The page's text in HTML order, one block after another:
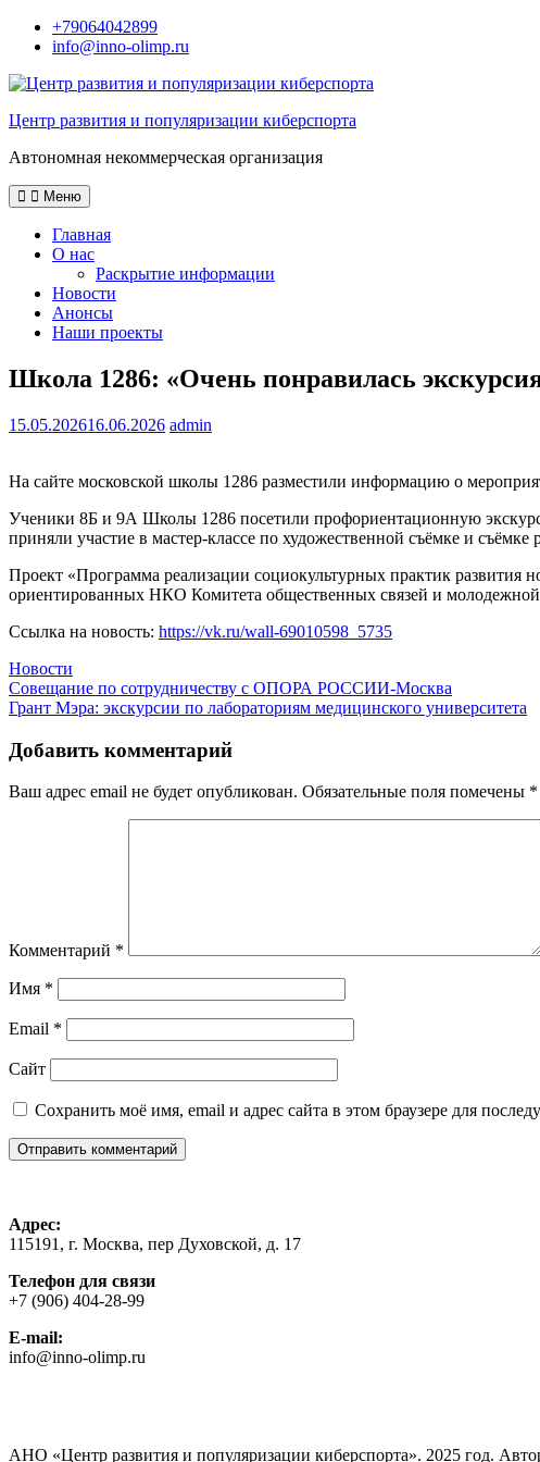
Перейти+79064042899
info@inno-olimp.ru
Центр развития и популяризации киберспорта
Автономная некоммерческая организация
Меню
Главная
О нас
Раскрытие информации
Новости
Анонсы
Наши проекты
Школа 1286: «Очень понравилась
15.05.202616.06.2026 admin
На сайте московской школы 1286 разместили информацию о
Ученики 8Б и 9А Школы 1286 посетили профориентационную
приняли участие в мастер-классе по художественной съёмке и
Проект «Программа реализации социокультурных практик
ориентированных НКО Комитета общественных связей и
Ссылка на новость: https://vk.ru/wall-69010598_5735
Новости
Навигация
по
записям
Совещание по сотрудничеству с ОПОРА РОССИИ-Москва
Грант Мэра: экскурсии по лабораториям медицинского университета
Добавить комментарий
Ваш адрес email не будет опубликован. Обязательные поля помечены *
Комментарий *
Имя *
Email *
Сайт
Сохранить моё имя, email и адрес сайта в этом браузере для
Адрес:
115191, г. Москва, пер Духовской, д. 17
Телефон для связи
+7 (906) 404-28-99
E-mail:
info@inno-olimp.ru
АНО «Центр развития и популяризации киберспорта». 2025 год.